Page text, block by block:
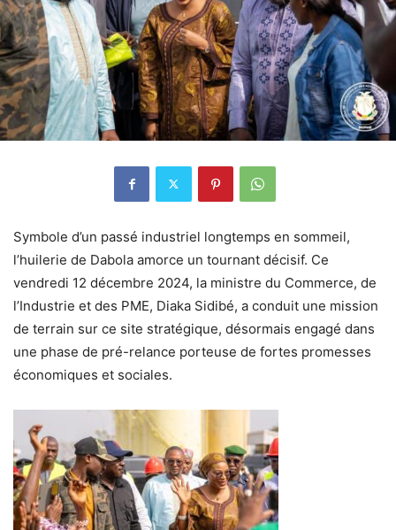
Symbole d’un passé industriel longtemps en sommeil,
l’huilerie de Dabola amorce un tournant décisif. Ce
vendredi 12 décembre 2024, la ministre du Commerce, de
l’Industrie et des PME, Diaka Sidibé, a conduit une mission
de terrain sur ce site stratégique, désormais engagé dans
une phase de pré-relance porteuse de fortes promesses
économiques et sociales.